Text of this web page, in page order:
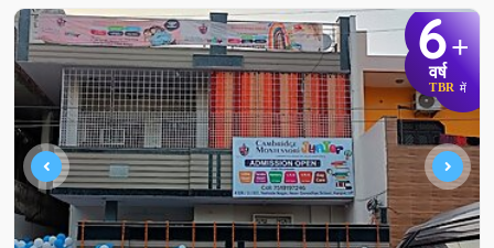
6+
वर्ष
TBR में